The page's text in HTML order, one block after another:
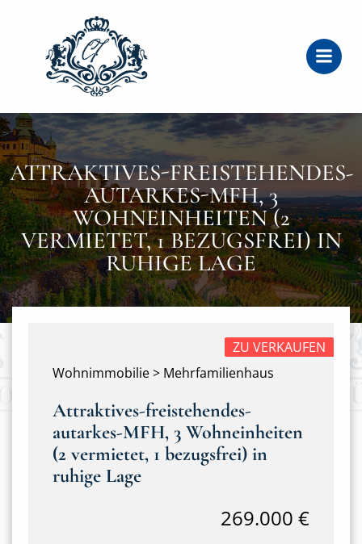
ATTRAKTIVES-FREISTEHENDES-
AUTARKES-MFH, 3
WOHNEINHEITEN (2
VERMIETET, 1 BEZUGSFREI) IN
RUHIGE LAGE
Wohnimmobilie > Mehrfamilienhaus
ZU VERKAUFEN
Attraktives-freistehendes-
autarkes-MFH, 3 Wohneinheiten
(2 vermietet, 1 bezugsfrei) in
ruhige Lage
269.000 €